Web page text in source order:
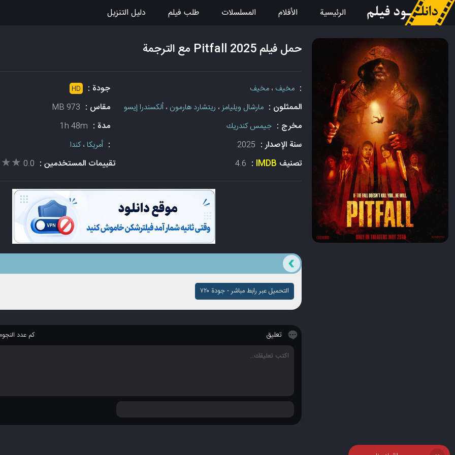
الرئيسية الأفلام المسلسلات طلب فيلم دليل التنزيل
حمل فيلم Pitfall 2025 مع الترجمة
:مخيف ،مخيف جودة : HD
الممثلون :مارشال ويليامز، ريتشارد هارمون ،ألكسندرا إيسو مقاس : 973 MB
مخرج :جيمس كندريك مدة : 1h 48m
سنة الإصدار : 2025
:أمريكا،كندا
تصنيف IMDB
:
4.6 تقييمات المستخدمين : 0.0
التحميل عبر رابط مباشر - جودة ۷۲۰
تعليق كم عدد